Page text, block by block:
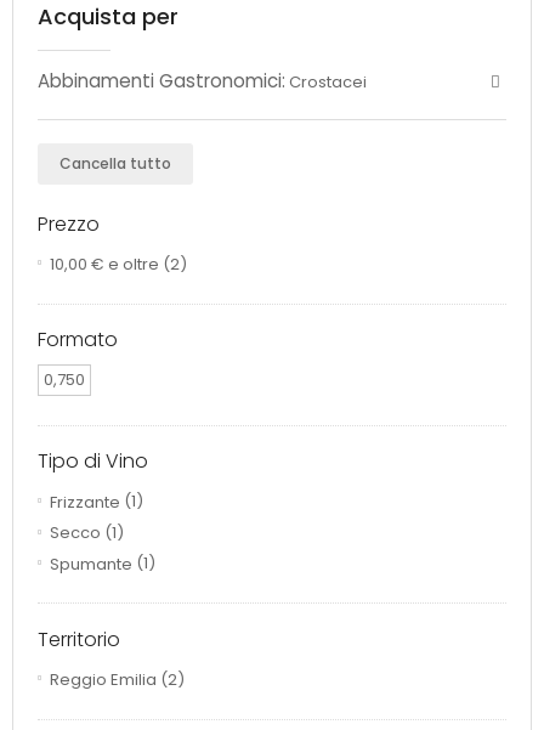
Acquista per
Abbinamenti Gastronomici: Crostacei
Cancella tutto
Prezzo
10,00 € e oltre (2)
Formato
0,750
Tipo di Vino
Frizzante (1)
Secco (1)
Spumante (1)
Territorio
Reggio Emilia (2)